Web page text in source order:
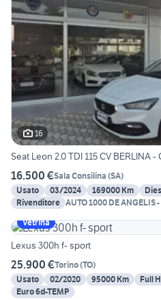
16
Seat Leon 2.0 TDI 115 CV BERLINA -
16.500 €Sala Consilina (SA)
Usato
03/2024 169000 Km
Rivenditore AUTO 1000 DE ANGELIS
Vetrina
Lexus 300h f- sport
25.900 €Torino(TO)
Usato
02/2020 95000 Km Full
Euro 6d-TEMP